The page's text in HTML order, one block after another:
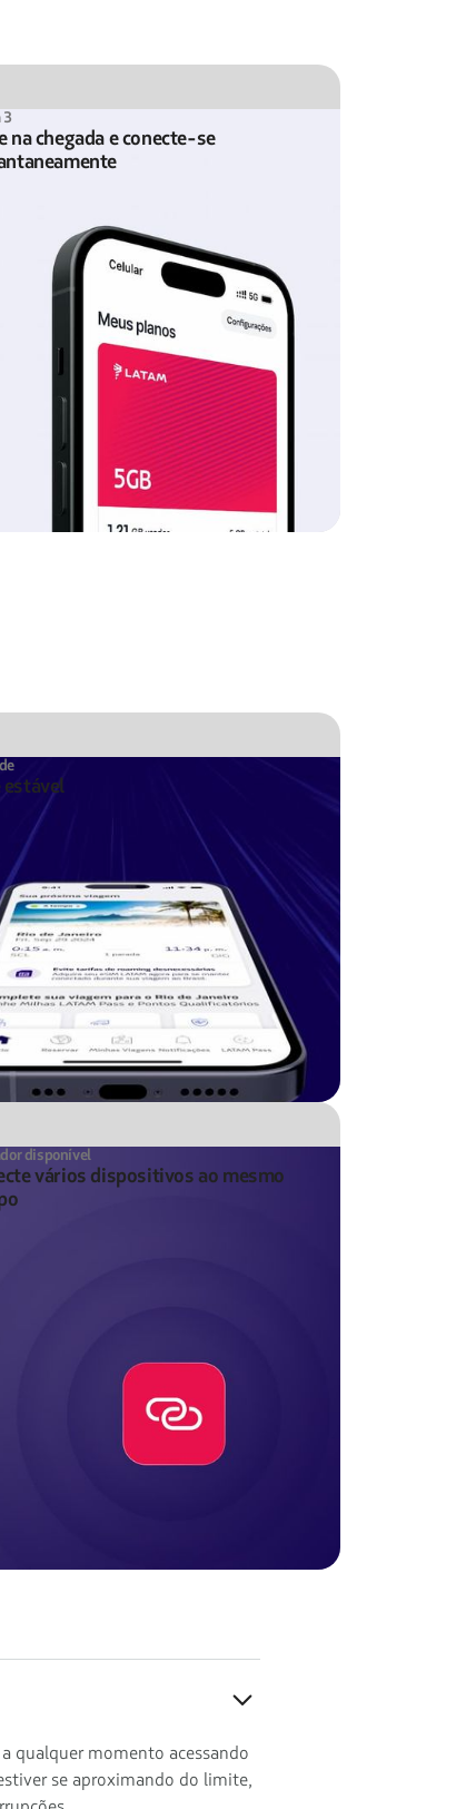
3
na chegada e conecte-se
estável
disponível
vários dispositivos ao mesmo
qualquer momento acessando
se aproximando do limite,